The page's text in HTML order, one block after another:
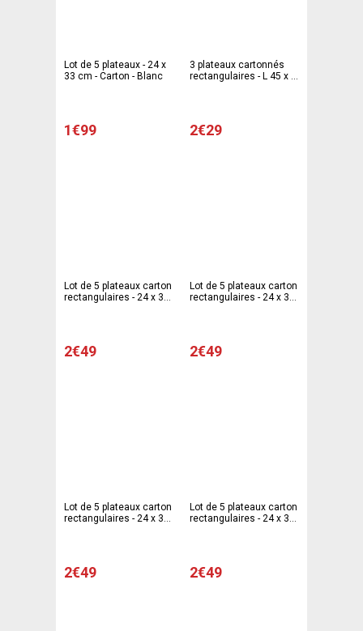
Lot de 5 plateaux - 24 x
33 cm - Carton - Blanc
1€99
3 plateaux cartonnés
rectangulaires - L 45 x l
2€29
Lot de 5 plateaux carton
rectangulaires - 24 x 33
2€49
Lot de 5 plateaux carton
rectangulaires - 24 x 33
2€49
Lot de 5 plateaux carton
rectangulaires - 24 x 33
2€49
Lot de 5 plateaux carton
rectangulaires - 24 x 33
2€49